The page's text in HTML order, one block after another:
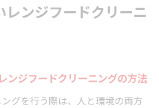
ンジフードクリーニ
ンジフードクリーニングの方法
グを行う際は、人と環境の両方